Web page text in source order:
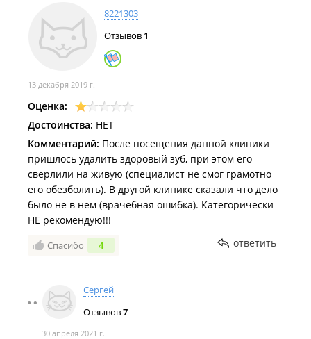
8221303
Отзывов 1
13 декабря 2019 г.
Оценка:
Достоинства: НЕТ
Комментарий: После посещения данной клиники
пришлось удалить здоровый зуб, при этом его
сверлили на живую (специалист не смог грамотно
его обезболить). В другой клинике сказали что дело
было не в нем (врачебная ошибка). Категорически
НЕ рекомендую!!!
Спасибо 4 ответить
Сергей
Отзывов7
30 апреля 2021 г.